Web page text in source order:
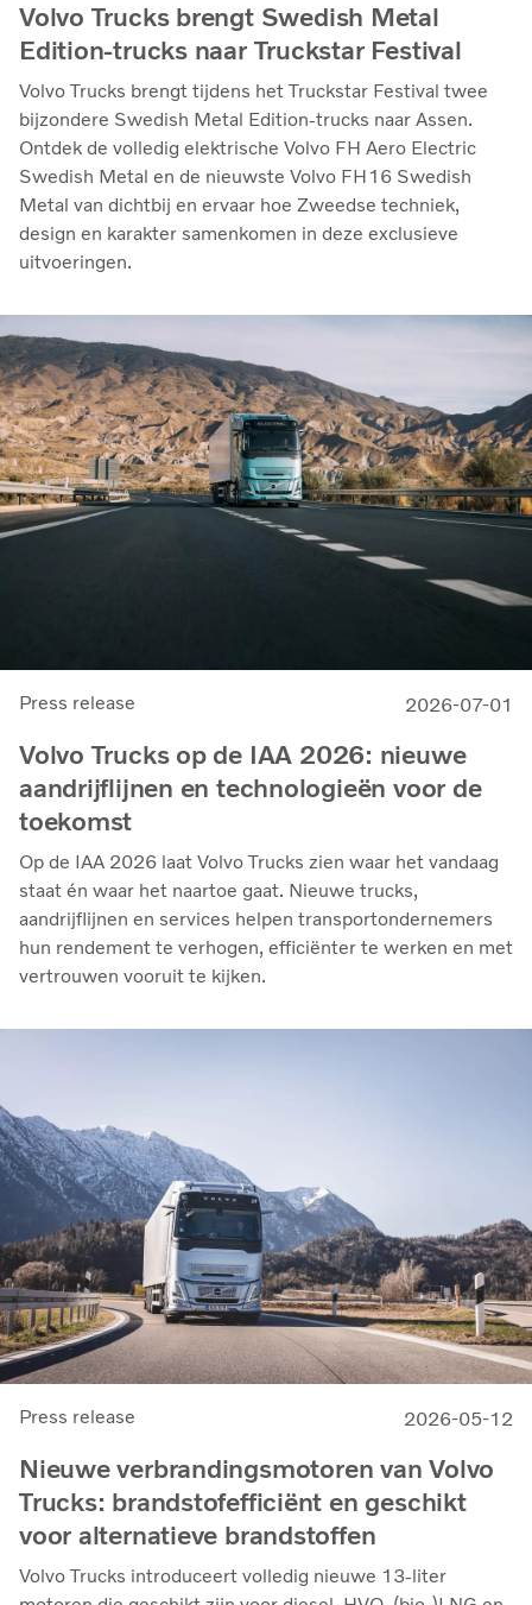
Volvo Trucks brengt Swedish Metal
Edition-trucks naar Truckstar Festival
Volvo Trucks brengt tijdens het Truckstar Festival twee
bijzondere Swedish Metal Edition-trucks naar Assen.
Ontdek de volledig elektrische Volvo FH Aero Electric
Swedish Metal en de nieuwste Volvo FH16 Swedish
Metal van dichtbij en ervaar hoe Zweedse techniek,
design en karakter samenkomen in deze exclusieve
uitvoeringen.
Press release 2026-07-01
Volvo Trucks op de IAA 2026: nieuwe
aandrijflijnen en technologieën voor de
toekomst
Op de IAA 2026 laat Volvo Trucks zien waar het vandaag
staat én waar het naartoe gaat. Nieuwe trucks,
aandrijflijnen en services helpen transportondernemers
hun rendement te verhogen, efficiënter te werken en met
vertrouwen vooruit te kijken.
Press release 2026-05-12
Nieuwe verbrandingsmotoren van Volvo
Trucks: brandstofefficiënt en geschikt
voor alternatieve brandstoffen
Volvo Trucks introduceert volledig nieuwe 13-liter